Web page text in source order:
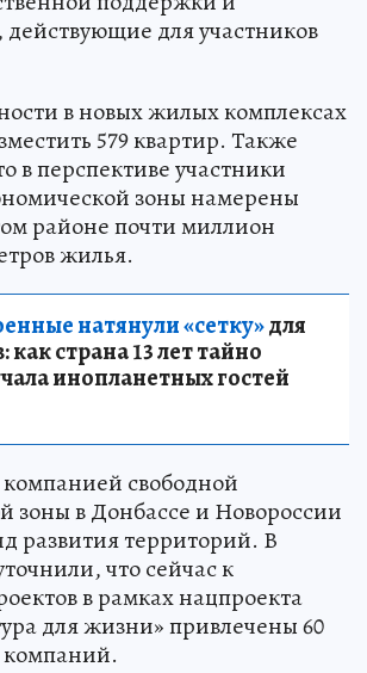
для участников
в новых жилых комплексах
579 квартир. Также
в перспективе участники
зоны намерены
районе почти миллион
жилья.
натянули «сетку»для
страна 13 лет тайно
инопланетных гостей
свободной
зоны в Донбассе и Новороссии
развития территорий. В
что сейчас к
в рамках нацпроекта
для жизни» привлечены 60
компаний.